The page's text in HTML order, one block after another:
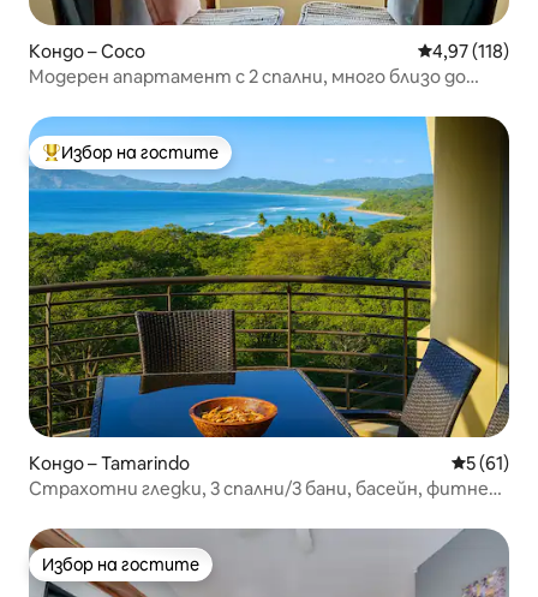
Кондо – Coco Средна
4,97 (118)
Модерен апартамент с 2 спални, много близо до
Най-популярен избор на гостите
Избор на гостите
Кондо – Tamarindo Средна
5 (61)
Страхотни гледки, 3 спални/3 бани, басейн, фитнес
Избор на гостите
Избор на гостите